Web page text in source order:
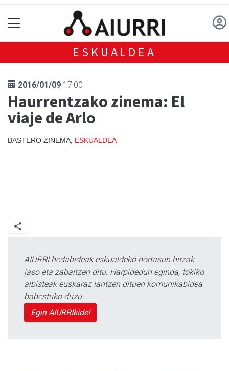
ESKUALDEA
2016/01/09 17:00
Haurrentzako zinema: El
viaje de Arlo
BASTERO ZINEMA, ESKUALDEA
AIURRI hedabideak eskualdeko nortasun hitzak
jaso eta zabaltzen ditu. Harpidedun eginda, tokiko
albisteak euskaraz lantzen dituen komunikabidea
babestuko duzu.
Egin AIURRIkide!